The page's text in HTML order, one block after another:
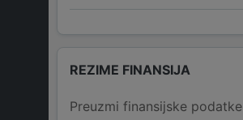
REZIME FINANSIJA
Preuzmi finansijske podatke